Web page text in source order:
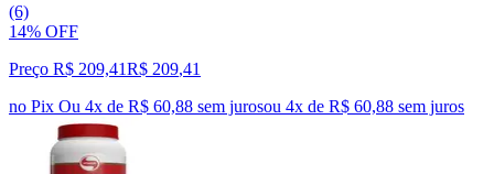
(6)
14% OFF
Preço R$ 209,41R$ 209,41
no Pix Ou 4x de R$ 60,88 sem jurosou 4x de R$ 60,88 sem juros